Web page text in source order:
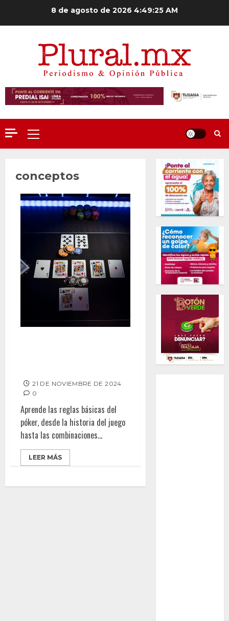
8 de agosto de 2026 4:49:26 AM
Menú
principal
conceptos
21 DE NOVIEMBRE DE 2024
0
Aprende las reglas básicas del
póker, desde la historia del juego
hasta las combinaciones...
LEER MÁS